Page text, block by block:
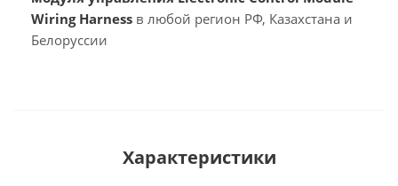
Wiring Harness в любой регион РФ, Казахстана и
Белоруссии
Характеристики